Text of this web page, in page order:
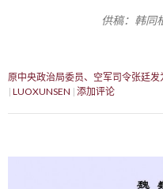
供稿：韩
原中央政治局委员、空军司令张廷
LUOXUNSEN 添加评论